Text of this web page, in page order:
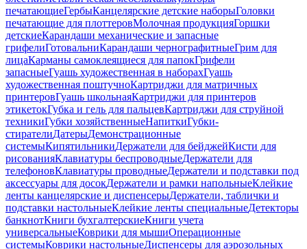
печатающиеГербыКанцелярские детские наборыГоловки
печатающие для плоттеровМолочная продукцияГоршки
детскиеКарандаши механические и запасные
грифелиГотовальниКарандаши чернографитныеГрим для
лицаКарманы самоклеящиеся для папокГрифели
запасныеГуашь художественная в наборахГуашь
художественная поштучноКартриджи для матричных
принтеровГуашь школьнаяКартриджи для принтеров
этикетокГубка и гель для пальцевКартриджи для струйной
техникиГубки хозяйственныеНапиткиГубки-
стирателиДатерыДемонстрационные
системыКипятильникиДержатели для бейджейКисти для
рисованияКлавиатуры беспроводныеДержатели для
телефоновКлавиатуры проводныеДержатели и подставки под
аксессуары для досокДержатели и рамки напольныеКлейкие
ленты канцелярские и диспенсерыДержатели, таблички и
подставки настольныеКлейкие ленты специальныеДетекторы
банкнотКниги бухгалтерскиеКниги учета
универсальныеКоврики для мышиОперационные
системыКоврики настольныеДиспенсеры для аэрозольных